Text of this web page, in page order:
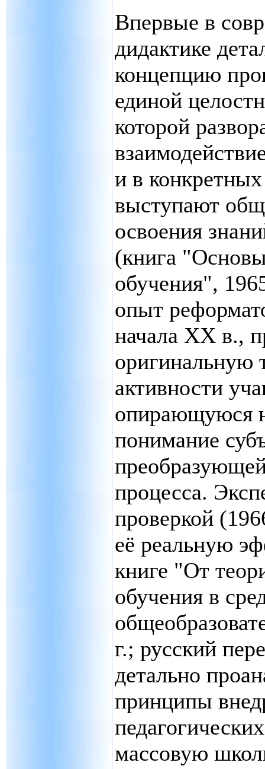
Впервые в
дидактике
концепцию
единой
которой
и в
выступают
освоения
(книга
обучения",
опыт
начала XX в.,
оригинальную
активности
опирающуюся
понимание
процесса.
проверкой
её реальную
книге "От
обучения в
г.; русский
детально
принципы
массовую